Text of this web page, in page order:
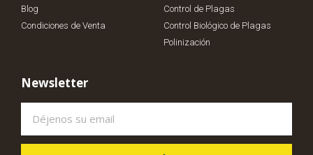
Blog
Condiciones de Venta
Control de Plagas
Control Biológico de Plagas
Polinización
Newsletter